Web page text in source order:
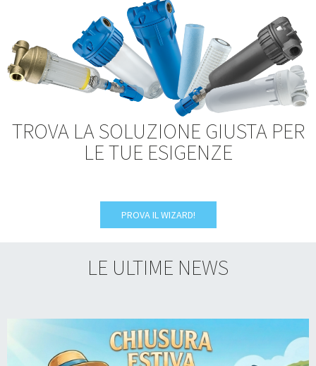
TROVA LA SOLUZIONE GIUSTA PER
LE TUE ESIGENZE
PROVA IL WIZARD!
LE ULTIME NEWS